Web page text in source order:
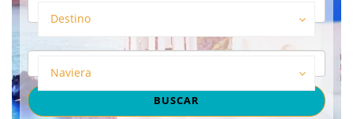
Destino
Naviera